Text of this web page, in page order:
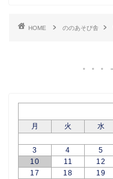
HOME ののあそび舎
月
火 水
3
4 5
10
11 12
17
18 19